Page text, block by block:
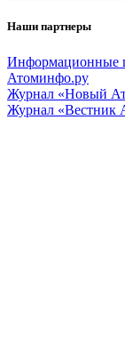
Наши партнеры
Информационные
Атоминфо.ру
Журнал «Новый
Журнал «Вестник